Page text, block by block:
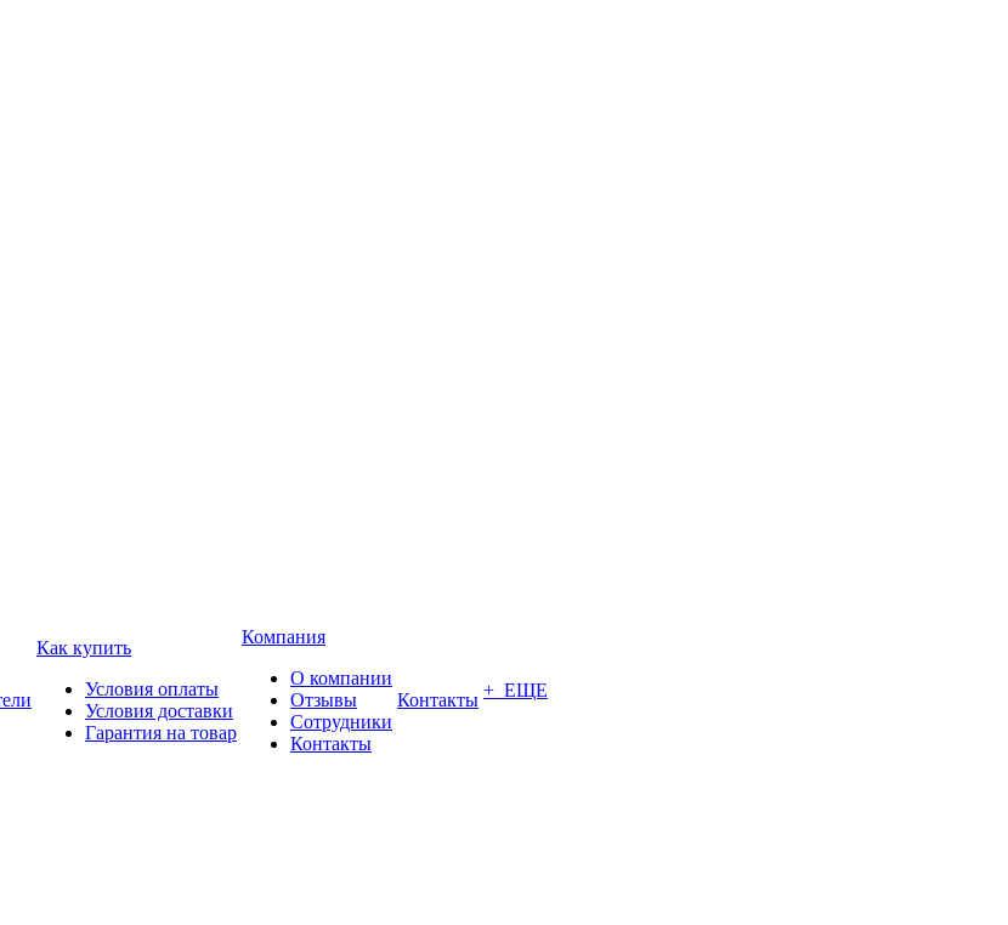
Как купить
Условия оплаты
Условия доставки
Гарантия на товар
Компания
О компании
Отзывы
Сотрудники
Контакты
Контакты + ЕЩЕ